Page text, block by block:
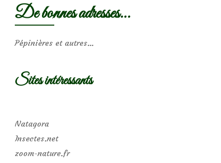
De bonnes adresses…
Pépinières et autres…
Sites intéressants
Natagora
Insectes.net
zoom-nature.fr